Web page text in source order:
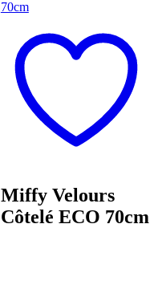
Miffy Velours
Côtelé ECO 70cm